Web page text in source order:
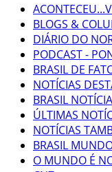
BLOGS &
DIÁRIO DO
PODCAST -
BRASIL DE
NOTÍCIAS
BRASIL
ÚLTIMAS
NOTÍCIAS
BRASIL
O MUNDO É